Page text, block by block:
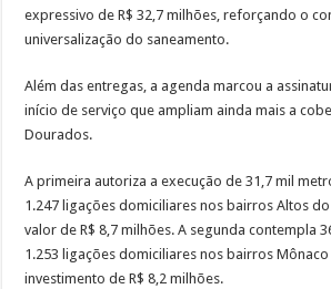
expressivo de R$ 32,7 milhões, reforçando o
universalização do saneamento.
Além das entregas, a agenda marcou a
início de serviço que ampliam ainda mais a
Dourados.
A primeira autoriza a execução de 31,7 mil
1.247 ligações domiciliares nos bairros Altos do
valor de R$ 8,7 milhões. A segunda contempla
1.253 ligações domiciliares nos bairros Mônaco
investimento de R$ 8,2 milhões.